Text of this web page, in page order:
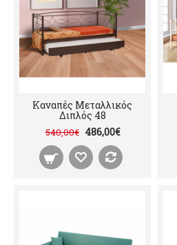
Καναπές Μεταλλικός
Διπλός 48
540,00€ 486,00€